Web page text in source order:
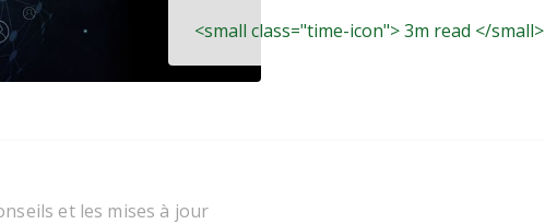
<small class="time-icon"> 3m read </small>
et les mises à jour